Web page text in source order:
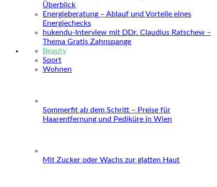
Überblick
Energieberatung – Ablauf und Vorteile eines
Energiechecks
hukendu-Interview mit DDr. Claudius Ratschew –
Thema Gratis Zahnspange
Beauty
Sport
Wohnen
Sommerfit ab dem Schritt – Preise für
Haarentfernung und Pediküre in Wien
Mit Zucker oder Wachs zur glatten Haut